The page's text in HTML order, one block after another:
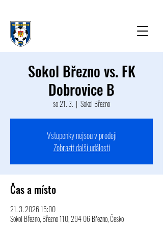
Sokol Březno vs. FK
Dobrovice B
so 21. 3.
  |
Sokol Březno
Vstupenky nejsou v prodeji
Zobrazit další události
Čas a místo
21. 3. 2026 15:00
Sokol Březno, Březno 110, 294 06 Březno, Česko